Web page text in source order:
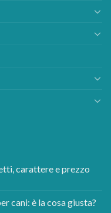
carattere e prezzo
cani: è la cosa giusta?